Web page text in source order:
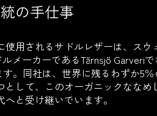
の手仕事
使用されるサドルレザーは、スウ
メーカーであるTärnsjö Garveri
。同社は、世界に残るわずか5
として、このオーガニックななめ
と受け継いでいます。